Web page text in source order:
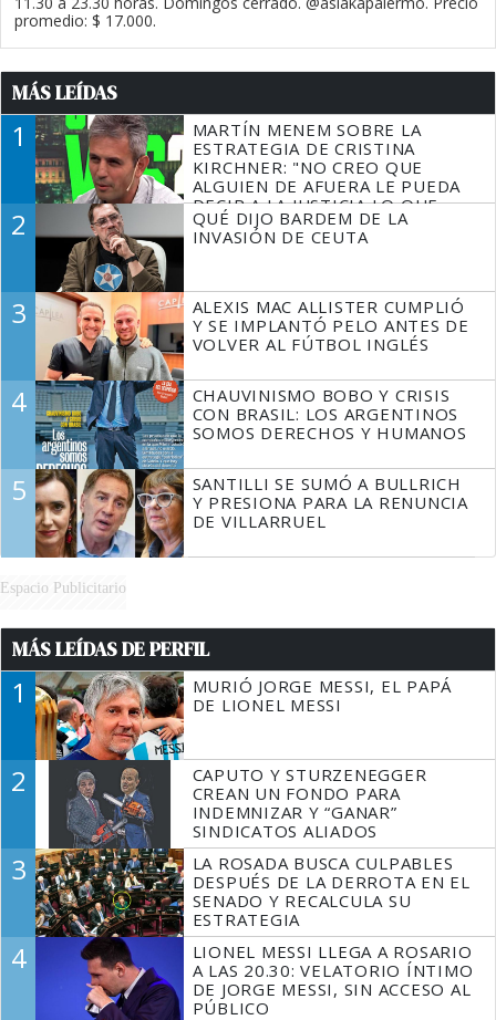
promedio: $ 17.000.
MÁS LEÍDAS
1
MARTÍN MENEM SOBRE LA
ESTRATEGIA DE CRISTINA
KIRCHNER: "NO CREO QUE
ALGUIEN DE AFUERA LE PUEDA
DECIR A LA JUSTICIA LO QUE
TIENE QUE HACER"
2
QUÉ DIJO BARDEM DE LA
INVASIÓN DE CEUTA
3
ALEXIS MAC ALLISTER CUMPLIÓ
Y SE IMPLANTÓ PELO ANTES DE
VOLVER AL FÚTBOL INGLÉS
4
CHAUVINISMO BOBO Y CRISIS
CON BRASIL: LOS ARGENTINOS
SOMOS DERECHOS Y HUMANOS
5
SANTILLI SE SUMÓ A BULLRICH
Y PRESIONA PARA LA RENUNCIA
DE VILLARRUEL
Espacio Publicitario
MÁS LEÍDAS DE PERFIL
1
MURIÓ JORGE MESSI, EL PAPÁ
DE LIONEL MESSI
2
CAPUTO Y STURZENEGGER
CREAN UN FONDO PARA
INDEMNIZAR Y “GANAR”
SINDICATOS ALIADOS
3
LA ROSADA BUSCA CULPABLES
DESPUÉS DE LA DERROTA EN EL
SENADO Y RECALCULA SU
ESTRATEGIA
4
LIONEL MESSI LLEGA A ROSARIO
A LAS 20.30: VELATORIO ÍNTIMO
DE JORGE MESSI, SIN ACCESO AL
PÚBLICO